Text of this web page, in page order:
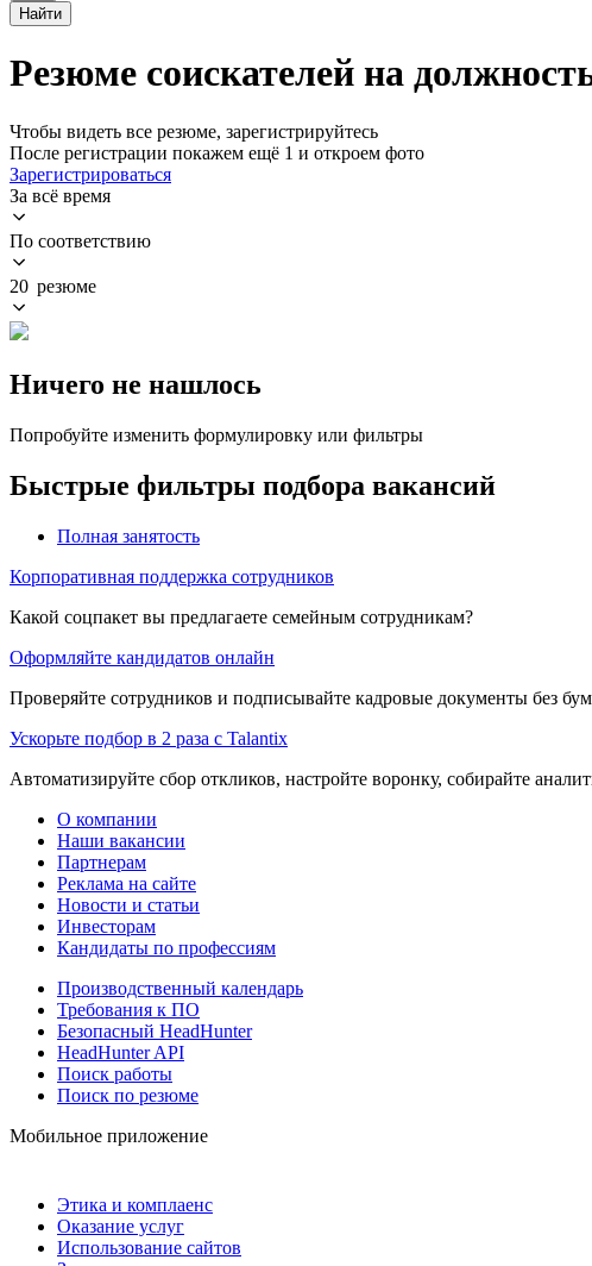
Найти
Резюме соискателей на
Чтобы видеть все резюме, зарегистрируйтесь
После регистрации покажем ещё 1 и откроем фото
Зарегистрироваться
За всё время
По соответствию
20 резюме
Ничего не нашлось
Попробуйте изменить формулировку или фильтры
Быстрые фильтры подбора вакансий
Полная занятость
Корпоративная поддержка сотрудников
Какой соцпакет вы предлагаете семейным сотрудникам?
Оформляйте кандидатов онлайн
Проверяйте сотрудников и подписывайте кадровые документы без
Ускорьте подбор в 2 раза с Talantix
Автоматизируйте сбор откликов, настройте воронку, собирайте
О компании
Наши вакансии
Партнерам
Реклама на сайте
Новости и статьи
Инвесторам
Кандидаты по профессиям
Производственный календарь
Требования к ПО
Безопасный HeadHunter
HeadHunter API
Поиск работы
Поиск по резюме
Мобильное приложение
Этика и комплаенс
Оказание услуг
Использование сайтов